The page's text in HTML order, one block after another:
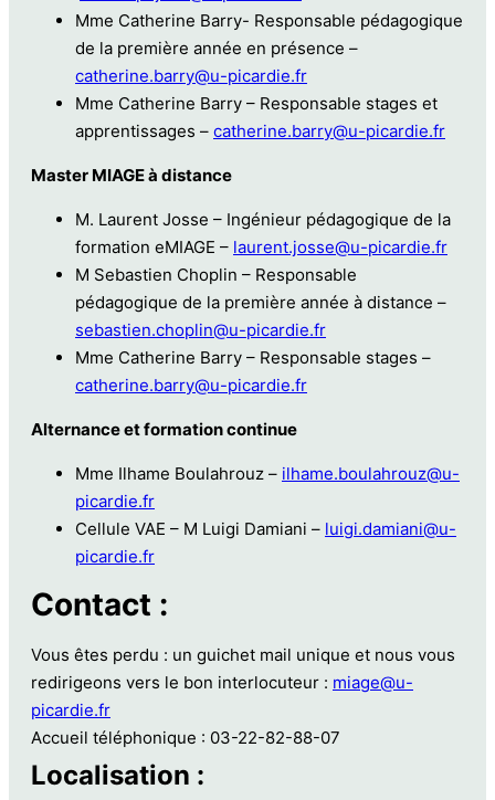
Mme Catherine Barry- Responsable pédagogique
de la première année en présence –
catherine.barry@u-picardie.fr
Mme Catherine Barry – Responsable stages et
apprentissages – catherine.barry@u-picardie.fr
Master MIAGE à distance
M. Laurent Josse – Ingénieur pédagogique de la
formation eMIAGE – laurent.josse@u-picardie.fr
M Sebastien Choplin – Responsable
pédagogique de la première année à distance –
sebastien.choplin@u-picardie.fr
Mme Catherine Barry – Responsable stages –
catherine.barry@u-picardie.fr
Alternance et formation continue
Mme Ilhame Boulahrouz – ilhame.boulahrouz@u-
picardie.fr
Cellule VAE – M Luigi Damiani – luigi.damiani@u-
picardie.fr
Contact :
Vous êtes perdu : un guichet mail unique et nous vous
redirigeons vers le bon interlocuteur : miage@u-
picardie.fr
Accueil téléphonique : 03-22-82-88-07
Localisation :